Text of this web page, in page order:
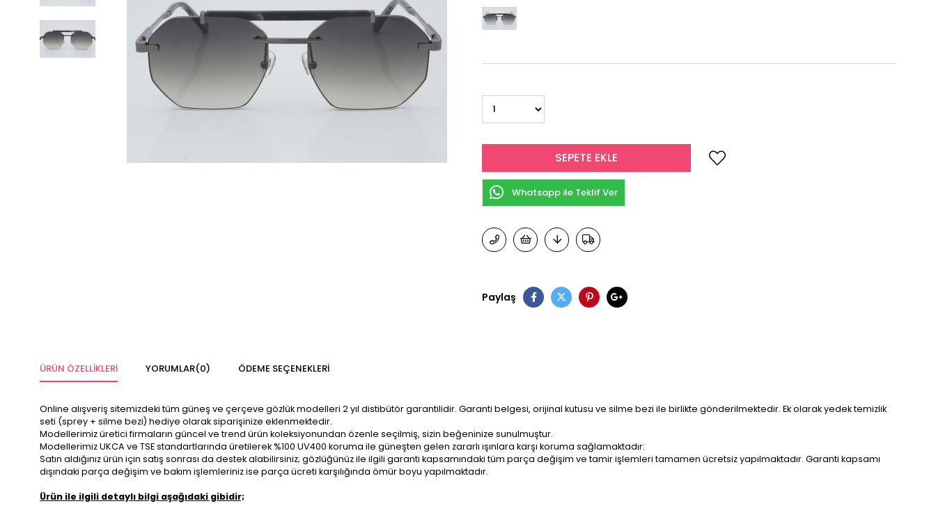
Whatsapp ile Teklif Ver
Paylaş
ÜRÜN ÖZELLIKLERI YORUMLAR(0) ÖDEME SEÇENEKLERI
Online alışveriş sitemizdeki tüm güneş ve çerçeve gözlük modelleri 2 yıl distibütör garantilidir. Garanti belgesi, orijinal kutusu ve silme bezi ile birlikte gönderilmektedir. Ek olarak yedek temizlik
seti (sprey + silme bezi) hediye olarak siparişinize eklenmektedir.
Modellerimiz üretici firmaların güncel ve trend ürün koleksiyonundan özenle seçilmiş, sizin beğeninize sunulmuştur.
Modellerimiz UKCA ve TSE standartlarında üretilerek %100 UV400 koruma ile güneşten gelen zararlı ışınlara karşı koruma sağlamaktadır:
Satın aldığınız ürün için satış sonrası da destek alabilirsiniz; gözlüğünüz ile ilgili garanti kapsamındaki tüm parça değişim ve tamir işlemleri tamamen ücretsiz yapılmaktadır. Garanti kapsamı
dışındaki parça değişim ve bakım işlemleriniz ise parça ücreti karşılığında ömür boyu yapılmaktadır.
Ürün ile ilgili detaylı bilgi aşağıdaki gibidir;